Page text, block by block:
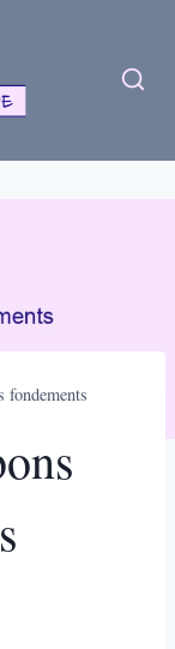
fondements